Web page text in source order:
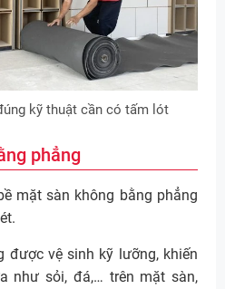
kỹ thuật cần có tấm lót
phẳng
mặt sàn không bằng phẳng
được vệ sinh kỹ lưỡng, khiến
như sỏi, đá,… trên mặt sàn,